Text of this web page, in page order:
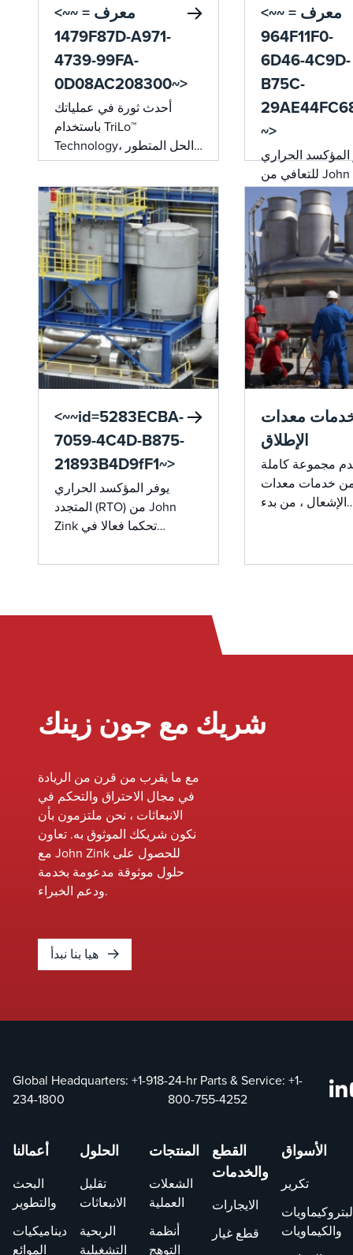
<~~ معرف =
1479F87D-A971-
4739-99FA-
0D08AC208300~>
أحدث ثورة في عملياتك
باستخدام TriLo™
Technology، الحل المتطور
لتقليل تكاليف الوقود
والانبعاثات في المؤكسدات
الحرارية لغاز الذيل.
<~~ معرف =
964F11F0-
6D46-4C9D-
B75C-
~>
المؤكسد الحراري
للتعافي من John Zink
تحكما متقدما في
وكفاءة الطاقة
نظام استرداد
المتكامل ، مما
مثاليا لمختلف
<~~id=5283ECBA-
7059-4C4D-B875-
21893B4D9fF1~>
يوفر المؤكسد الحراري
المتجدد (RTO) من John
Zink تحكما فعالا في
للحرارة.
معدات
الإطلاق
مجموعة كاملة
خدمات معدات
الإشعال ، من بدء
الحرارية ،
الانبعاثات وإطالةشريك مع جون زينك
مع ما يقرب من قرن من الريادة
في مجال الاحتراق والتحكم في
الانبعاثات ، نحن ملتزمون بأن
نكون شريكك الموثوق به. تعاون
مع John Zink للحصول على
حلول موثوقة مدعومة بخدمة
ودعم الخبراء.
Global Headquarters: +1-918-
234-1800
24-hr Parts & Service:+1-
800-755-4252
أعمالنا
البحث
والتطوير
ديناميكيات
الموائع
الحلول
تقليل
الانبعاثات
الربحية
التشغيلية
المنتجات
الشعلات
العملية
أنظمة
التوهج
القطع
والخدمات
الايجارات
قطع غيار
الأسواق
تكرير
والكيماويات